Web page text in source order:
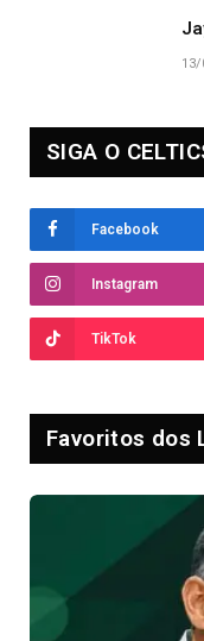
13/
SIGA O
Facebook
Instagram
TikTok
Favoritos dos